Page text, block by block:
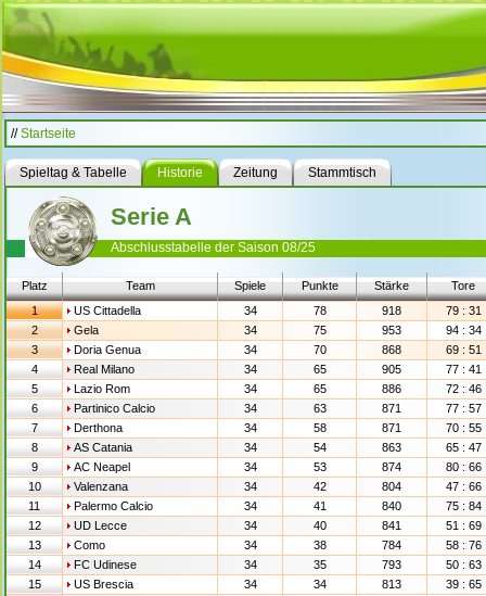
//Startseite
Spieltag & Tabelle Historie Zeitung Stammtisch
Serie A
Abschlusstabelle der Saison 08/25
Platz Team Spiele Punkte Stärke
Tore
1
US Cittadella 34 78 918
79 : 31
2
Gela 34 75 953
94 : 34
3
Doria Genua 34 70 868
69 : 51
4
Real Milano 34 65 905
77 : 41
5
Lazio Rom 34 65 886
72 : 46
6
Partinico Calcio 34 63 871
77 : 57
7
Derthona 34 58 871
70 : 55
8
AS Catania 34 54 863
65 : 47
9
AC Neapel 34 53 874
80 : 66
10
Valenzana 34 42 804
47 : 66
11
Palermo Calcio 34 41 840
75 : 84
12
UD Lecce 34 40 841
51 : 69
13
Como 34 38 784
58 : 76
14
FC Udinese 34 35 793
50 : 63
15
US Brescia 34 34 813
39 : 65